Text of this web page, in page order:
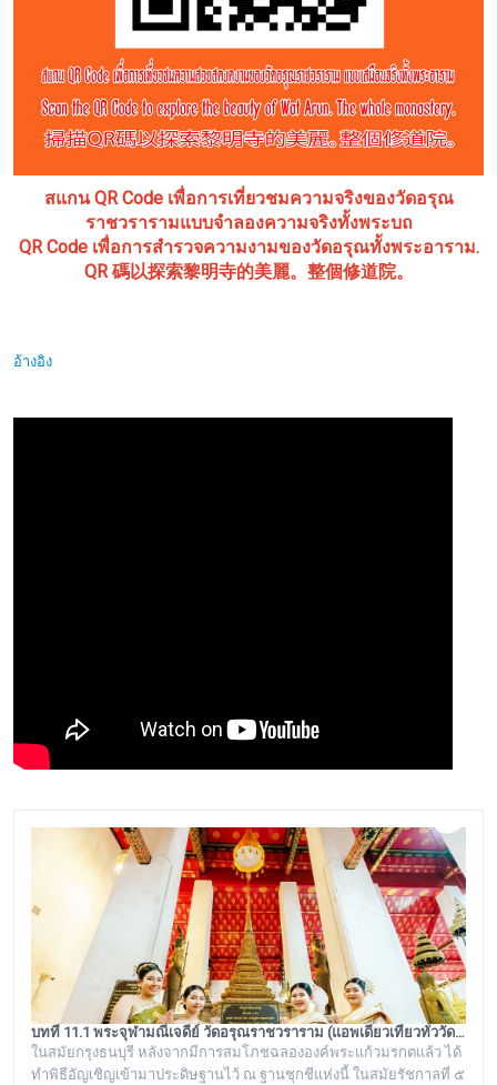
สแกน QR Code เพื่อการเที่ยวชมความจริงของวัดอรุณ
ราชวรารามแบบจำลองความจริงทั้งพระบถ
QR Code เพื่อการสำรวจความงามของวัดอรุณทั้งพระอาราม.
QR 碼以探索黎明寺的美麗。整個修道院。
อ้างอิง
บทที่ 11.1 พระจุฬามณีเจดีย์ วัดอรุณราชวราราม (แอพเดียวเที่ยวทั่ววัดอรุณ)
ในสมัยกรุงธนบุรี หลังจากมีการสมโภชฉลององค์พระแก้วมรกตแล้ว ได้
ทำพิธีอัญเชิญเข้ามาประดิษฐานไว้ ณ ฐานชุกชีแห่งนี้ ในสมัยรัชกาลที่ ๕